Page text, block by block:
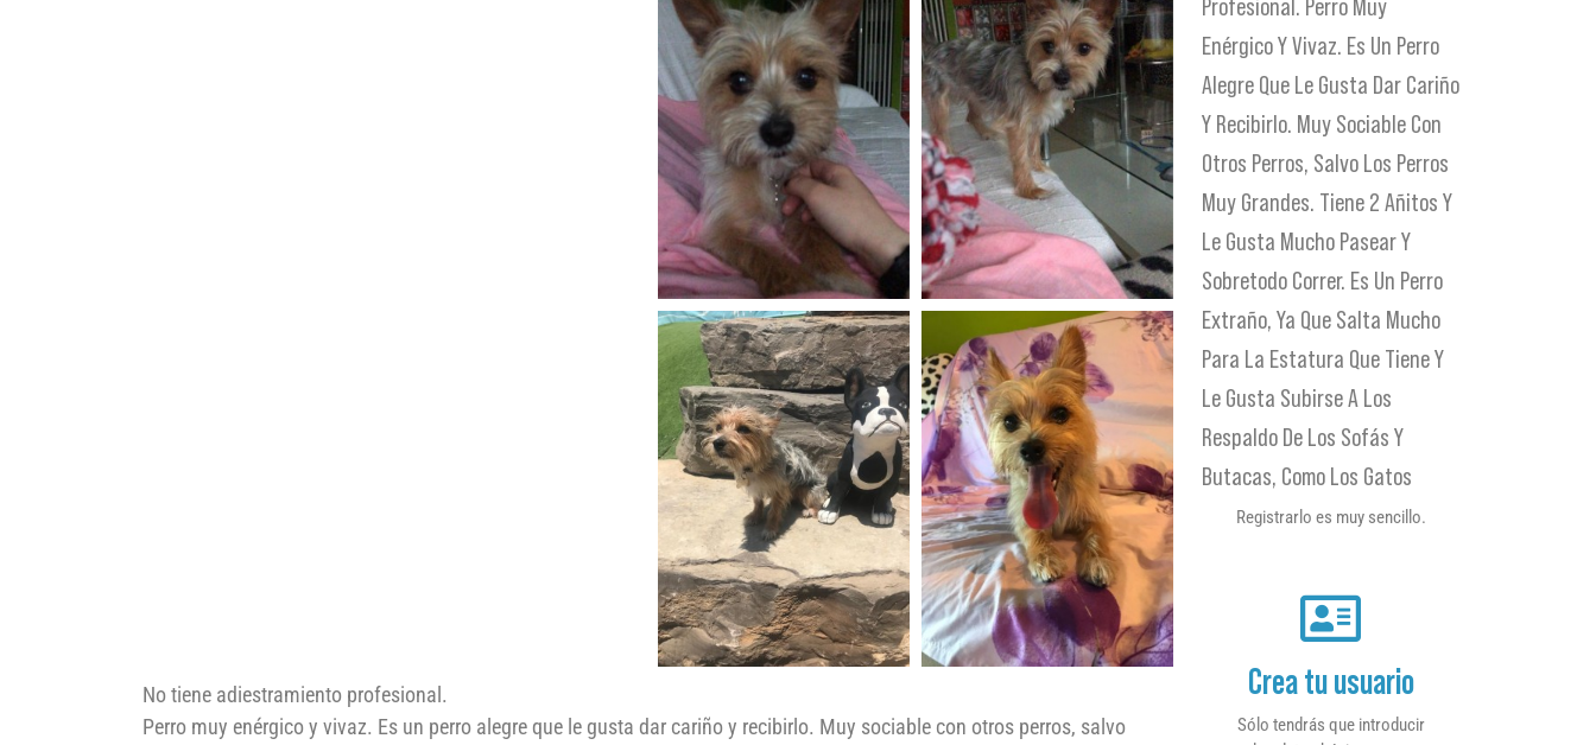
No tiene adiestramiento profesional.
Perro muy enérgico y vivaz. Es un perro alegre que le gusta dar cariño y recibirlo. Muy sociable con otros perros, salvo
Profesional. Perro Muy
Enérgico Y Vivaz. Es Un Perro
Alegre Que Le Gusta Dar Cariño
Y Recibirlo. Muy Sociable Con
Otros Perros, Salvo Los Perros
Muy Grandes. Tiene 2 Añitos Y
Le Gusta Mucho Pasear Y
Sobretodo Correr. Es Un Perro
Extraño, Ya Que Salta Mucho
Para La Estatura Que Tiene Y
Le Gusta Subirse A Los
Respaldo De Los Sofás Y
Butacas, Como Los Gatos
Registrarlo es muy sencillo.
Crea tu usuario
Sólo tendrás que introducir